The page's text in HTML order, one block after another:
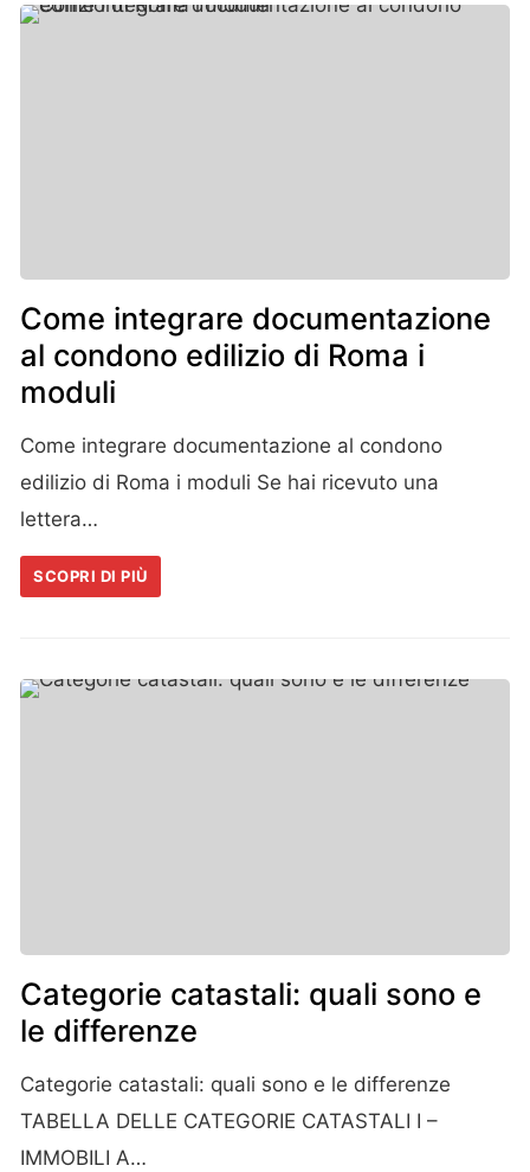
Come integrare documentazione
al condono edilizio di Roma i
moduli
Come integrare documentazione al condono
edilizio di Roma i moduli Se hai ricevuto una
lettera…
SCOPRI DI PIÙ
Categorie catastali: quali sono e
le differenze
Categorie catastali: quali sono e le differenze
TABELLA DELLE CATEGORIE CATASTALI I –
IMMOBILI A…